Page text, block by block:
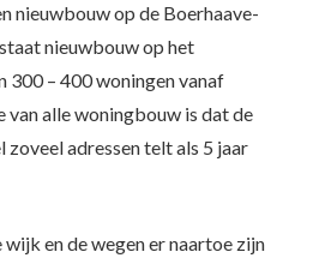
nieuwbouw op de Boerhaave-
nieuwbouw op het
300 – 400 woningen vanaf
van alle woningbouw is dat de
adressen telt als 5 jaar
en de wegen er naartoe zijn